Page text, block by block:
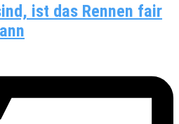
ist das Rennen fair